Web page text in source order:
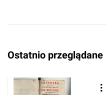
Ostatnio przeglądane